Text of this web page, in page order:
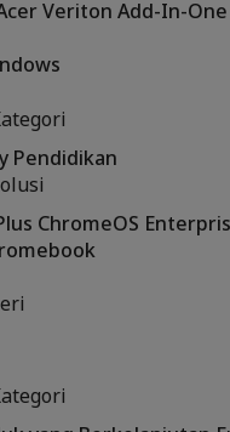
Veriton Add-In-One
Pendidikan
ChromeOS